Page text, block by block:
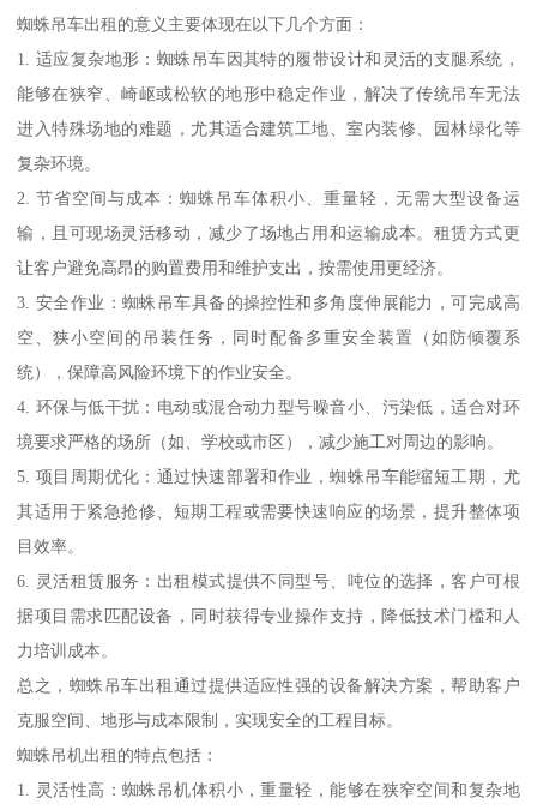
蜘蛛吊车出租的意义主要体现在以下几个方面：
1. 适应复杂地形：蜘蛛吊车因其特的履带设计和灵活的支腿系统，
能够在狭窄、崎岖或松软的地形中稳定作业，解决了传统吊车无法
进入特殊场地的难题，尤其适合建筑工地、室内装修、园林绿化等
复杂环境。
2. 节省空间与成本：蜘蛛吊车体积小、重量轻，无需大型设备运
输，且可现场灵活移动，减少了场地占用和运输成本。租赁方式更
让客户避免高昂的购置费用和维护支出，按需使用更经济。
3. 安全作业：蜘蛛吊车具备的操控性和多角度伸展能力，可完成高
空、狭小空间的吊装任务，同时配备多重安全装置（如防倾覆系
统），保障高风险环境下的作业安全。
4. 环保与低干扰：电动或混合动力型号噪音小、污染低，适合对环
境要求严格的场所（如、学校或市区），减少施工对周边的影响。
5. 项目周期优化：通过快速部署和作业，蜘蛛吊车能缩短工期，尤
其适用于紧急抢修、短期工程或需要快速响应的场景，提升整体项
目效率。
6. 灵活租赁服务：出租模式提供不同型号、吨位的选择，客户可根
据项目需求匹配设备，同时获得专业操作支持，降低技术门槛和人
力培训成本。
总之，蜘蛛吊车出租通过提供适应性强的设备解决方案，帮助客户
克服空间、地形与成本限制，实现安全的工程目标。
蜘蛛吊机出租的特点包括：
1. 灵活性高：蜘蛛吊机体积小，重量轻，能够在狭窄空间和复杂地